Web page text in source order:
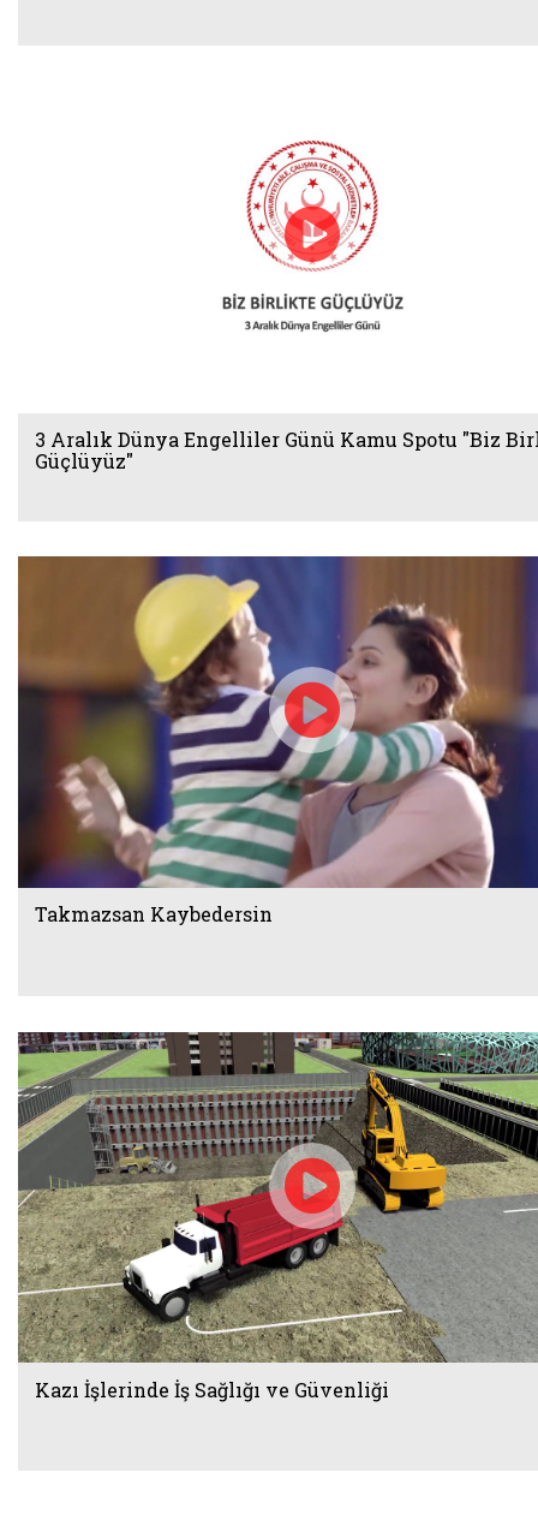
3 Aralık Dünya Engelliler Günü Kamu Spotu "Biz
Güçlüyüz"
Takmazsan Kaybedersin
Kazı İşlerinde İş Sağlığı ve Güvenliği